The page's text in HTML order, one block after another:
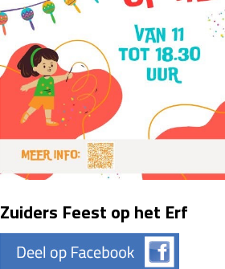
Zuiders Feest op het Erf